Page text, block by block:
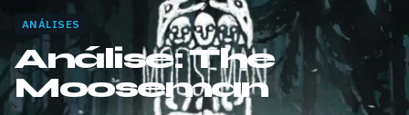
ANÁLISES
Análise: The
Mooseman